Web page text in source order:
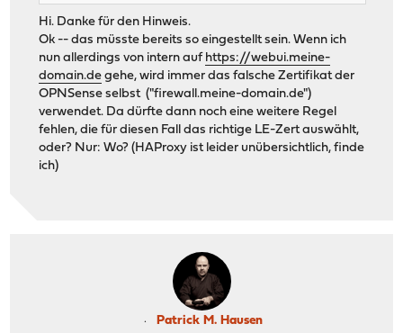
Hi. Danke für den Hinweis.
Ok -- das müsste bereits so eingestellt sein. Wenn ich
nun allerdings von intern auf https://webui.meine-
domain.de gehe, wird immer das falsche Zertifikat der
OPNSense selbst ("firewall.meine-domain.de")
verwendet. Da dürfte dann noch eine weitere Regel
fehlen, die für diesen Fall das richtige LE-Zert auswählt,
oder? Nur: Wo? (HAProxy ist leider unübersichtlich, finde
ich)
Patrick M. Hausen